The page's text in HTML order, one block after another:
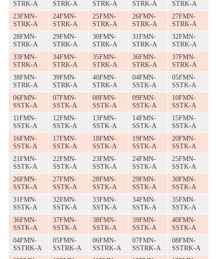
STRK-A
STRK-A
STRK-A
STRK-A
STRK-A
23FMN-
STRK-A
24FMN-
STRK-A
25FMN-
STRK-A
26FMN-
STRK-A
27FMN-
STRK-A
28FMN-
STRK-A
29FMN-
STRK-A
30FMN-
STRK-A
31FMN-
STRK-A
32FMN-
STRK-A
33FMN-
STRK-A
34FMN-
STRK-A
35FMN-
STRK-A
36FMN-
STRK-A
37FMN-
STRK-A
38FMN-
STRK-A
39FMN-
STRK-A
40FMN-
STRK-A
04FMN-
SSTK-A
05FMN-
SSTK-A
06FMN-
SSTK-A
07FMN-
SSTK-A
08FMN-
SSTK-A
09FMN-
SSTK-A
10FMN-
SSTK-A
11FMN-
SSTK-A
12FMN-
SSTK-A
13FMN-
SSTK-A
14FMN-
SSTK-A
15FMN-
SSTK-A
16FMN-
SSTK-A
17FMN-
SSTK-A
18FMN-
SSTK-A
19FMN-
SSTK-A
20FMN-
SSTK-A
21FMN-
SSTK-A
22FMN-
SSTK-A
23FMN-
SSTK-A
24FMN-
SSTK-A
25FMN-
SSTK-A
26FMN-
SSTK-A
27FMN-
SSTK-A
28FMN-
SSTK-A
29FMN-
SSTK-A
30FMN-
SSTK-A
31FMN-
SSTK-A
32FMN-
SSTK-A
33FMN-
SSTK-A
34FMN-
SSTK-A
35FMN-
SSTK-A
36FMN-
SSTK-A
37FMN-
SSTK-A
38FMN-
SSTK-A
39FMN-
SSTK-A
40FMN-
SSTK-A
04FMN-
SSTRK-A
05FMN-
SSTRK-A
06FMN-
SSTRK-A
07FMN-
SSTRK-A
08FMN-
SSTRK-A